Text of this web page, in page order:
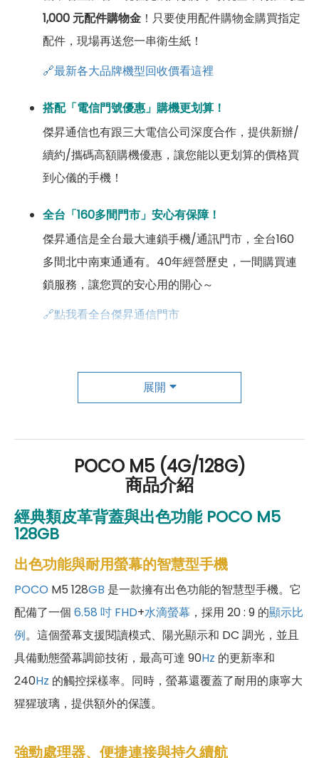
1,000 元配件購物金 ！只要使用配件購物金購買指定
配件，現場再送您一串衛生紙！
🔗最新各大品牌機型回收價看這裡
搭配「電信門號優惠」購機更划算！
傑昇通信也有跟三大電信公司深度合作，提供新辦/
續約/攜碼高額購機優惠，讓您能以更划算的價格買
到心儀的手機！
全台「160多間門市」安心有保障！
傑昇通信是全台最大連鎖手機/通訊門市，全台160
多間北中南東通通有。40年經營歷史，一間購買連
鎖服務，讓您買的安心用的開心～
🔗點我看全台傑昇通信門市
傑昇尊榮會員除了可以「消費集點兌換商品」，每半
年還有「200元配件購物金」，每年再送「VIP生日
展開
POCO M5 (4G/128G)
商品介紹
經典類皮革背蓋與出色功能POCO M5
128GB
出色功能與耐用螢幕的智慧型手機
POCO M5 128GB 是一款擁有出色功能的智慧型手機。它
配備了一個 6.58 吋 FHD+水滴螢幕 ，採用 20 : 9 的顯示比
例。這個螢幕支援閱讀模式、陽光顯示和 DC 調光，並且
具備動態螢幕調節技術，最高可達 90Hz 的更新率和
240Hz 的觸控採樣率。同時，螢幕還覆蓋了耐用的康寧大
猩猩玻璃，提供額外的保護。
強勁處理器、便捷連接與持久續航